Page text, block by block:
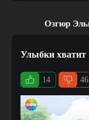
Озгюр
Улыбки хватит
14 46